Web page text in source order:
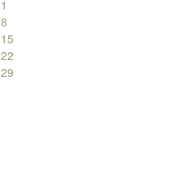
1
8
15
22
29